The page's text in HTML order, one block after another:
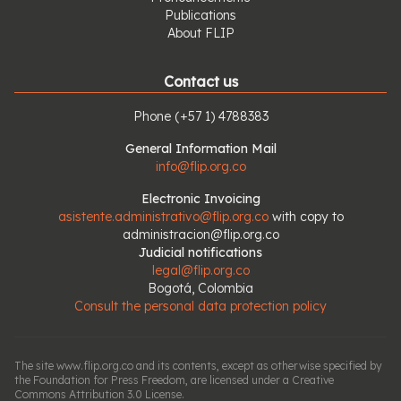
Publications
About FLIP
Contact us
Phone (+57 1) 4788383
General Information Mail
info@flip.org.co
Electronic Invoicing
asistente.administrativo@flip.org.co with copy to
administracion@flip.org.co
Judicial notifications
legal@flip.org.co
Bogotá, Colombia
Consult the personal data protection policy
The site www.flip.org.co and its contents, except as otherwise specified by
the Foundation for Press Freedom, are licensed under a Creative
Commons Attribution 3.0 License.